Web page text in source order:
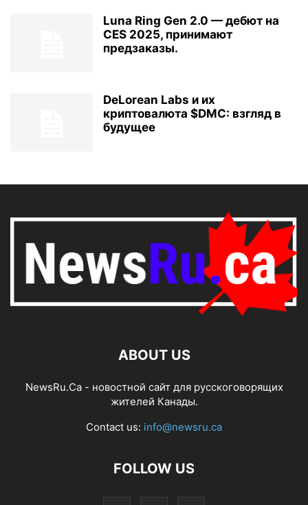
Luna Ring Gen 2.0 — дебют на
CES 2025, принимают
предзаказы.
DeLorean Labs и их
криптовалюта $DMC: взгляд в
будущее
ABOUT US
NewsRu.Ca - новостной сайт для русскоговорящих
жителей Канады.
Contact us: info@newsru.ca
FOLLOW US